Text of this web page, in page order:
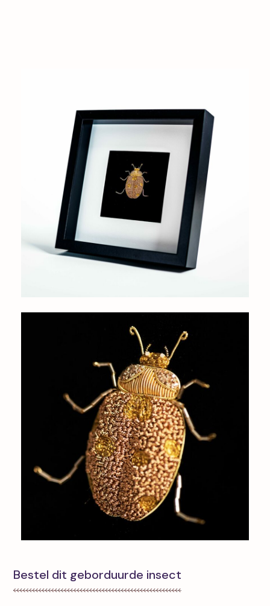
Bestel dit geborduurde insect